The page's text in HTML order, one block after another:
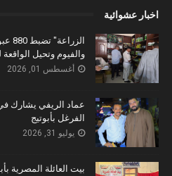
اخبار عشوائية
والفيوم وتحيل الواقعة
أغسطس 01, 2026
عماد الريفي يشارك في
الفرغل بأبوتيج
يوليو 31, 2026
بيت العائلة المصرية